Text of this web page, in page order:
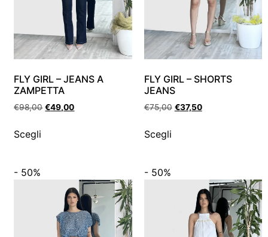
FLY GIRL – JEANS A
ZAMPETTA
€98,00 €49,00
Scegli
FLY GIRL – SHORTS
JEANS
€75,00 €37,50
Scegli
- 50% - 50%